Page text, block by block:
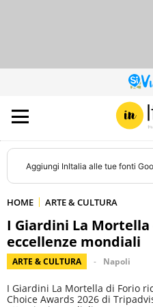
Aggiungi InItalia alle tue fonti
HOME ARTE & CULTURA
I Giardini La
eccellenze mondiali
ARTE & CULTURA Napoli
I Giardini La Mortella di Forio
Choice Awards 2026 di